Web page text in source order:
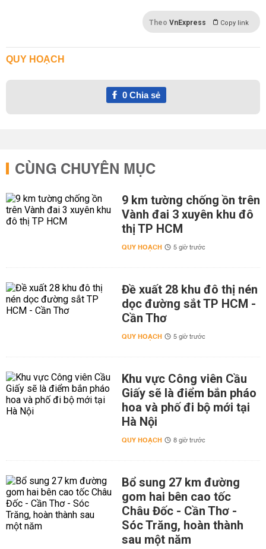
Theo VnExpress Copy link
QUY HOẠCH
0Chia sẻ
CÙNG CHUYÊN MỤC
9 km tường chống ồn trên
Vành đai 3 xuyên khu đô
thị TP HCM
QUY HOẠCH 5 giờ trước
Đề xuất 28 khu đô thị nén
dọc đường sắt TP HCM -
Cần Thơ
QUY HOẠCH 5 giờ trước
Khu vực Công viên Cầu
Giấy sẽ là điểm bắn pháo
hoa và phố đi bộ mới tại
Hà Nội
QUY HOẠCH 8 giờ trước
Bổ sung 27 km đường
gom hai bên cao tốc
Châu Đốc - Cần Thơ -
Sóc Trăng, hoàn thành
sau một năm